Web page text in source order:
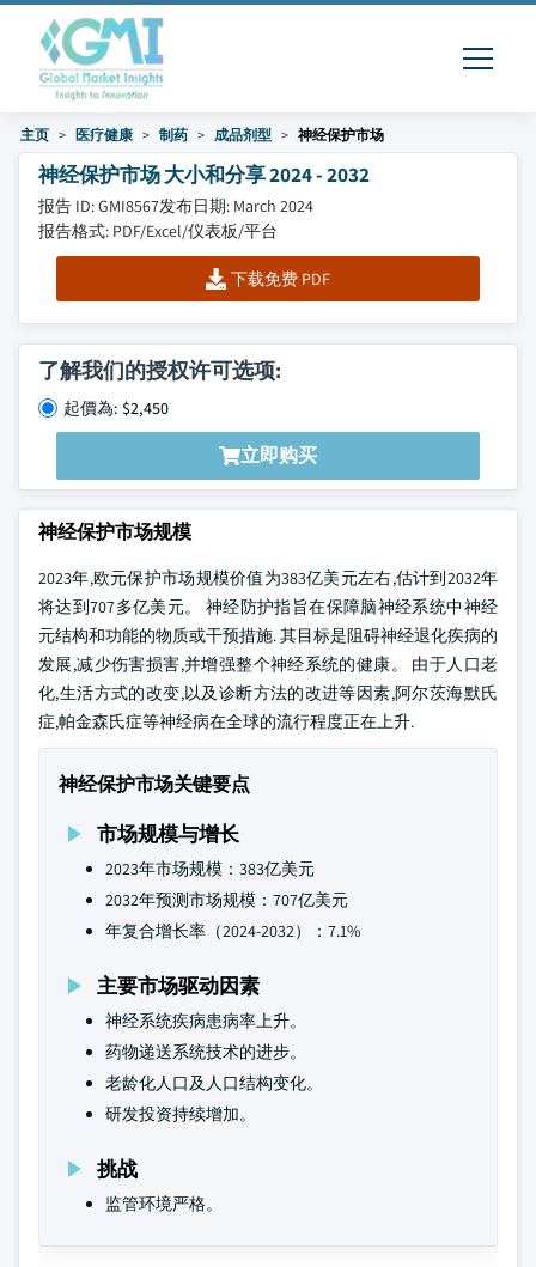
主页 医疗健康 制药 成品剂型 神经保护市场
神经保护市场 大小和分享 2024 - 2032
报告 ID: GMI8567发布日期: March 2024
报告格式: PDF/Excel/仪表板/平台
下载免费 PDF
了解我们的授权许可选项:
起價為: $2,450
立即购买
神经保护市场规模
2023年,欧元保护市场规模价值为383亿美元左右,估计到2032年
将达到707多亿美元。 神经防护指旨在保障脑神经系统中神经
元结构和功能的物质或干预措施. 其目标是阻碍神经退化疾病的
发展,减少伤害损害,并增强整个神经系统的健康。 由于人口老
化,生活方式的改变,以及诊断方法的改进等因素,阿尔茨海默氏
症,帕金森氏症等神经病在全球的流行程度正在上升.
神经保护市场关键要点
市场规模与增长
2023年市场规模：383亿美元
2032年预测市场规模：707亿美元
年复合增长率（2024-2032）：7.1%
主要市场驱动因素
神经系统疾病患病率上升。
药物递送系统技术的进步。
老龄化人口及人口结构变化。
研发投资持续增加。
挑战
监管环境严格。